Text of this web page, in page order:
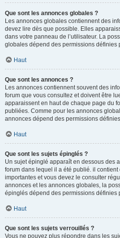
Que sont les annonces globales ?
Les annonces globales contiennent des
devez lire dès que possible. Elles
dans votre panneau de l’utilisateur. La
globales dépend des permissions définies
Haut
Que sont les annonces ?
Les annonces contiennent souvent des
forum que vous consultez et doivent être
apparaissent en haut de chaque page du
publiées. Comme pour les annonces
annonces dépend des permissions
Haut
Que sont les sujets épinglés ?
Un sujet épinglé apparaît en dessous des
forum dans lequel il a été publié. il
importantes et vous devez le consulter
annonces et les annonces globales, la
épinglés dépend des permissions définies
Haut
Que sont les sujets verrouillés ?
Vous ne pouvez plus répondre dans les